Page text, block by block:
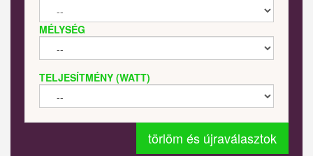
MÉLYSÉG
TELJESÍTMÉNY (WATT)
törlöm és újraválasztok